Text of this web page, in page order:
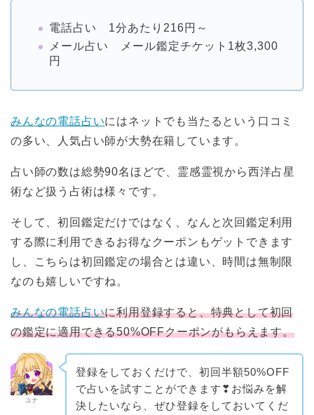
電話占い 1分あたり216円～
メール占い メール鑑定チケット1枚3,300
円
みんなの電話占いにはネットでも当たるという口コミ
の多い、人気占い師が大勢在籍しています。
占い師の数は総勢90名ほどで、霊感霊視から西洋占星
術など扱う占術は様々です。
そして、初回鑑定だけではなく、なんと次回鑑定利用
する際に利用できるお得なクーポンもゲットできます
し、こちらは初回鑑定の場合とは違い、時間は無制限
なのも嬉しいですね。
みんなの電話占いに利用登録すると、特典として初回
の鑑定に適用できる50%OFFクーポンがもらえます。
ユナ
登録をしておくだけで、初回半額50%OFF
で占いを試すことができます❣お悩みを解
決したいなら、ぜひ登録をしておいてくだ